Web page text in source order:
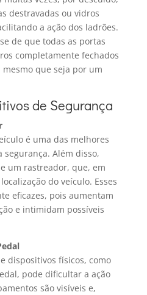
destravadas ou vidros
a ação dos ladrões.
de que todas as portas
completamente fechados
que seja por um
de Segurança
é uma das melhores
Além disso,
um rastreador, que, em
do veículo. Esses
eficazes, pois aumentam
e intimidam possíveis
dispositivos físicos, como
pode dificultar a ação
são visíveis e,